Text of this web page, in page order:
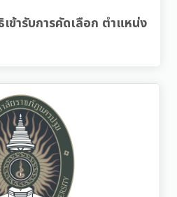
ข้ารับการคัดเลือก ตำแหน่ง